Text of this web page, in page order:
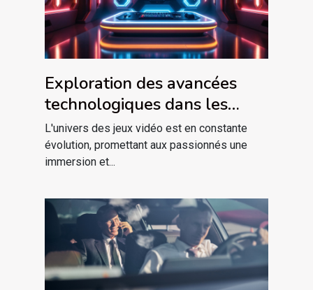
Exploration des avancées
technologiques dans les
plateformes de jeu modernes
L'univers des jeux vidéo est en constante
évolution, promettant aux passionnés une
immersion et...